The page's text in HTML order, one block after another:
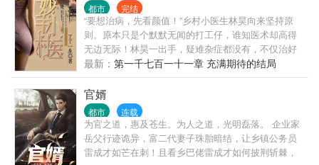
都市 完结
“要想治病，先看颜值！”乡村小医生林昊向来坚持原
则。原本只是个默默无闻的打工仔，谁知医术却高得
无边无际！林昊一出手，疑难杂症都没有，不仅治好
了大人物的男人病；更在治好了大美女的女人病...
最新： 第一千七百一十一章 充满期待的结局
官婿
都市 连载
为官之道，惠及苍生。为人之道，光明磊落。 企业家
岳父行迹诡异，富二代妻子珠胎暗结，让乡镇公务员
雷成才如芒在刺！且看乡巴佬雷成才如何披荆斩棘，